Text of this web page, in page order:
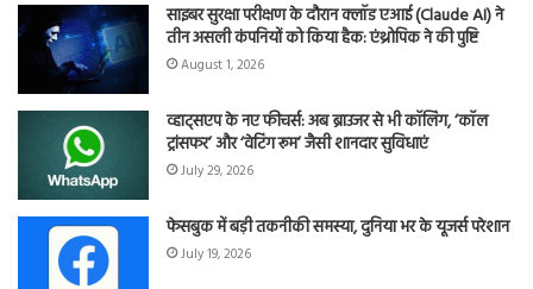
साइबर सुरक्षा परीक्षण के दौरान क्लॉड एआई (Claude AI) ने
तीन असली कंपनियों को किया हैक: एंथ्रोपिक ने की पुष्टि
August 1, 2026
व्हाट्सएप के नए फीचर्स: अब ब्राउजर से भी कॉलिंग, ‘कॉल
ट्रांसफर’ और ‘वेटिंग रूम’ जैसी शानदार सुविधाएं
July 29, 2026
फेसबुक में बड़ी तकनीकी समस्या, दुनिया भर के यूजर्स परेशान
July 19, 2026